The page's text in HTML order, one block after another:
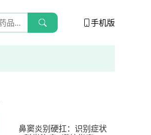
手机版
鼻窦炎别硬扛：识别症状